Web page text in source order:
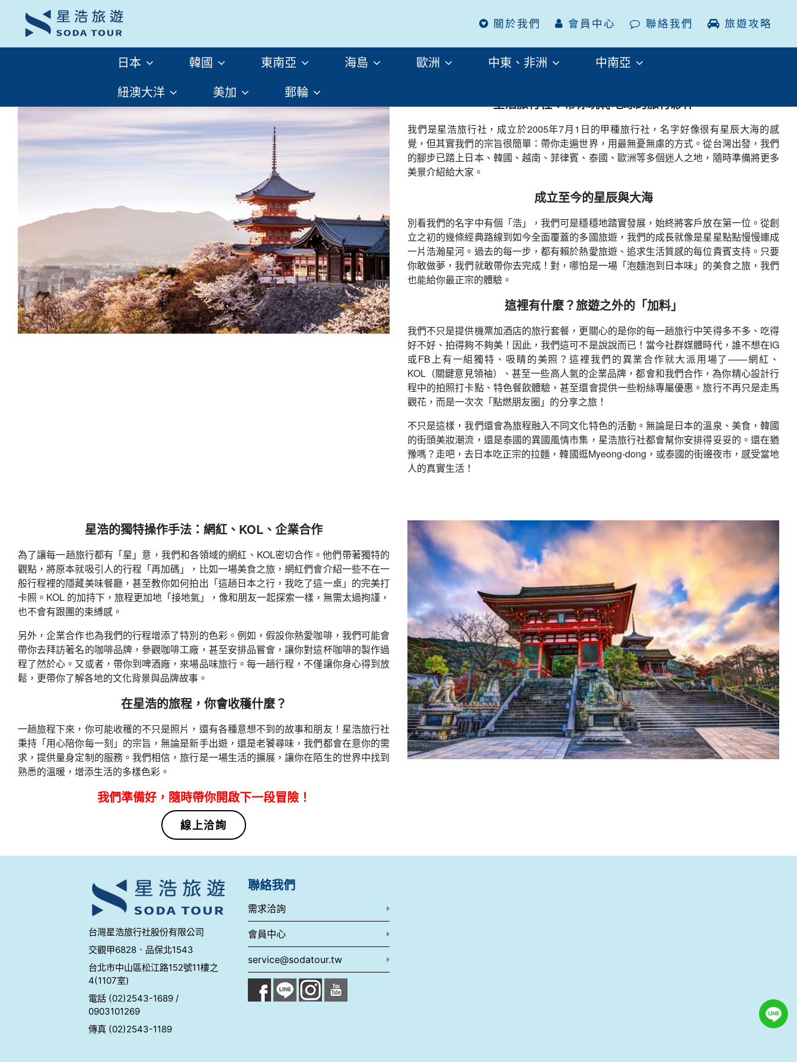
關於我們 會員中心 聯絡我們 旅遊攻略
日本 韓國 東南亞 海島 歐洲 中東、非洲
中南亞
紐澳大洋
美加 郵輪
星浩旅行社：帶你玩轉地球的旅行夥伴
我們是星浩旅行社，成立於2005年7月1日的甲種旅行社，名字好像很有星辰大海的感
覺，但其實我們的宗旨很簡單：帶你走遍世界，用最無憂無慮的方式。從台灣出發，我們
的腳步已踏上日本、韓國、越南、菲律賓、泰國、歐洲等多個迷人之地，隨時準備將更多
美景介紹給大家。
成立至今的星辰與大海
別看我們的名字中有個「浩」，我們可是穩穩地踏實發展，始終將客戶放在第一位。從創
立之初的幾條經典路線到如今全面覆蓋的多國旅遊，我們的成長就像是星星點點慢慢連成
一片浩瀚星河。過去的每一步，都有賴於熱愛旅遊、追求生活質感的每位貴賓支持。只要
你敢做夢，我們就敢帶你去完成！對，哪怕是一場「泡麵泡到日本味」的美食之旅，我們
也能給你最正宗的體驗。
這裡有什麼？旅遊之外的「加料」
我們不只是提供機票加酒店的旅行套餐，更關心的是你的每一趟旅行中笑得多不多、吃得
好不好、拍得夠不夠美！因此，我們這可不是說說而已！當今社群媒體時代，誰不想在IG
或FB上有一組獨特、吸睛的美照？這裡我們的異業合作就大派用場了——網紅、
KOL（關鍵意見領袖）、甚至一些高人氣的企業品牌，都會和我們合作，為你精心設計行
程中的拍照打卡點、特色餐飲體驗，甚至還會提供一些粉絲專屬優惠。旅行不再只是走馬
觀花，而是一次次「點燃朋友圈」的分享之旅！
不只是這樣，我們還會為旅程融入不同文化特色的活動。無論是日本的溫泉、美食，韓國
的街頭美妝潮流，還是泰國的異國風情市集，星浩旅行社都會幫你安排得妥妥的。還在猶
豫嗎？走吧，去日本吃正宗的拉麵，韓國逛Myeong-dong，或泰國的街邊夜市，感受當地
人的真實生活！
星浩的獨特操作手法：網紅、KOL、企業合作
為了讓每一趟旅行都有「星」意，我們和各領域的網紅、KOL密切合作。他們帶著獨特的
觀點，將原本就吸引人的行程「再加碼」，比如一場美食之旅，網紅們會介紹一些不在一
般行程裡的隱藏美味餐廳，甚至教你如何拍出「這趟日本之行，我吃了這一桌」的完美打
卡照。KOL 的加持下，旅程更加地「接地氣」，像和朋友一起探索一樣，無需太過拘謹，
也不會有跟團的束縛感。
另外，企業合作也為我們的行程增添了特別的色彩。例如，假設你熱愛咖啡，我們可能會
帶你去拜訪著名的咖啡品牌，參觀咖啡工廠，甚至安排品嘗會，讓你對這杯咖啡的製作過
程了然於心。又或者，帶你到啤酒廠，來場品味旅行。每一趟行程，不僅讓你身心得到放
鬆，更帶你了解各地的文化背景與品牌故事。
在星浩的旅程，你會收穫什麼？
一趟旅程下來，你可能收穫的不只是照片，還有各種意想不到的故事和朋友！星浩旅行社
秉持「用心陪你每一刻」的宗旨，無論是新手出遊，還是老饕尋味，我們都會在意你的需
求，提供量身定制的服務。我們相信，旅行是一場生活的擴展，讓你在陌生的世界中找到
熟悉的溫暖，增添生活的多樣色彩。
我們準備好，隨時帶你開啟下一段冒險！
線上洽詢
台灣星浩旅行社股份有限公司
交觀甲6828．品保北1543
台北市中山區松江路152號11樓之
4(1107室)
電話 (02)2543-1689 /
0903101269
傳真 (02)2543-1189
聯絡我們
需求洽詢
會員中心
service@sodatour.tw